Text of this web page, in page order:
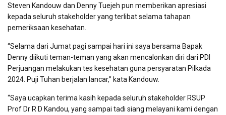
Steven Kandouw dan Denny Tuejeh pun memberikan apresiasi
kepada seluruh stakeholder yang terlibat selama tahapan
pemeriksaan kesehatan.
“Selama dari Jumat pagi sampai hari ini saya bersama Bapak
Denny diikuti teman-teman yang akan mencalonkan diri dari PDI
Perjuangan melakukan tes kesehatan guna persyaratan Pilkada
2024. Puji Tuhan berjalan lancar,” kata Kandouw.
“Saya ucapkan terima kasih kepada seluruh stakeholder RSUP
Prof Dr R D Kandou, yang sampai tadi siang melayani kami dengan